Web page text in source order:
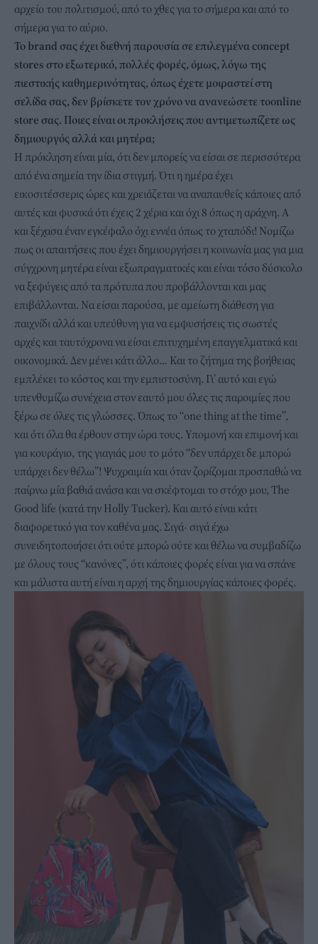
αρχείο του πολιτισμού, από το χθες για το σήμερα και από το
σήμερα για το αύριο.
Το brand σας έχει διεθνή παρουσία σε επιλεγμένα concept
stores στο εξωτερικό, πολλές φορές, όμως, λόγω της
πιεστικής καθημερινότητας, όπως έχετε μοιραστεί στη
σελίδα σας, δεν βρίσκετε τον χρόνο να ανανεώσετε τοonline
store σας. Ποιες είναι οι προκλήσεις που αντιμετωπίζετε ως
δημιουργός αλλά και μητέρα;
Η πρόκληση είναι μία, ότι δεν μπορείς να είσαι σε περισσότερα
από ένα σημεία την ίδια στιγμή. Ότι η ημέρα έχει
εικοσιτέσσερις ώρες και χρειάζεται να αναπαυθείς κάποιες από
αυτές και φυσικά ότι έχεις 2 χέρια και όχι 8 όπως η αράχνη. Α
και ξέχασα έναν εγκέφαλο όχι εννέα όπως το χταπόδι! Νομίζω
πως οι απαιτήσεις που έχει δημιουργήσει η κοινωνία μας για μια
σύγχρονη μητέρα είναι εξωπραγματικές και είναι τόσο δύσκολο
να ξεφύγεις από τα πρότυπα που προβάλλονται και μας
επιβάλλονται. Να είσαι παρούσα, με αμείωτη διάθεση για
παιχνίδι αλλά και υπεύθυνη για να εμφυσήσεις τις σωστές
αρχές και ταυτόχρονα να είσαι επιτυχημένη επαγγελματικά και
οικονομικά. Δεν μένει κάτι άλλο… Και το ζήτημα της βοήθειας
εμπλέκει το κόστος και την εμπιστοσύνη. Γι’ αυτό και εγώ
υπενθυμίζω συνέχεια στον εαυτό μου όλες τις παροιμίες που
ξέρω σε όλες τις γλώσσες. Όπως το “one thing at the time”,
και ότι όλα θα έρθουν στην ώρα τους. Υπομονή και επιμονή και
για κουράγιο, της γιαγιάς μου το μότο “δεν υπάρχει δε μπορώ
υπάρχει δεν θέλω”! Ψυχραιμία και όταν ζορίζομαι προσπαθώ να
παίρνω μία βαθιά ανάσα και να σκέφτομαι το στόχο μου, The
Good life (κατά την Holly Tucker). Και αυτό είναι κάτι
διαφορετικό για τον καθένα μας. Σιγά- σιγά έχω
συνειδητοποιήσει ότι ούτε μπορώ ούτε και θέλω να συμβαδίζω
με όλους τους “κανόνες”, ότι κάποιες φορές είναι για να σπάνε
και μάλιστα αυτή είναι η αρχή της δημιουργίας κάποιες φορές.